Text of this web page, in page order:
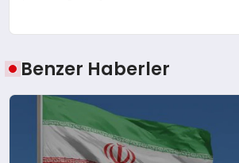
Benzer Haberler